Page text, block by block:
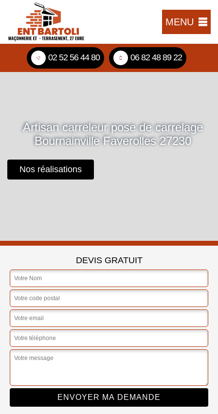
MENU
02 52 56 44 80 06 82 48 89 22
Artisan carreleur pose de carrelage
Bournainville Faverolles 27230
Nos réalisations
DEVIS GRATUIT